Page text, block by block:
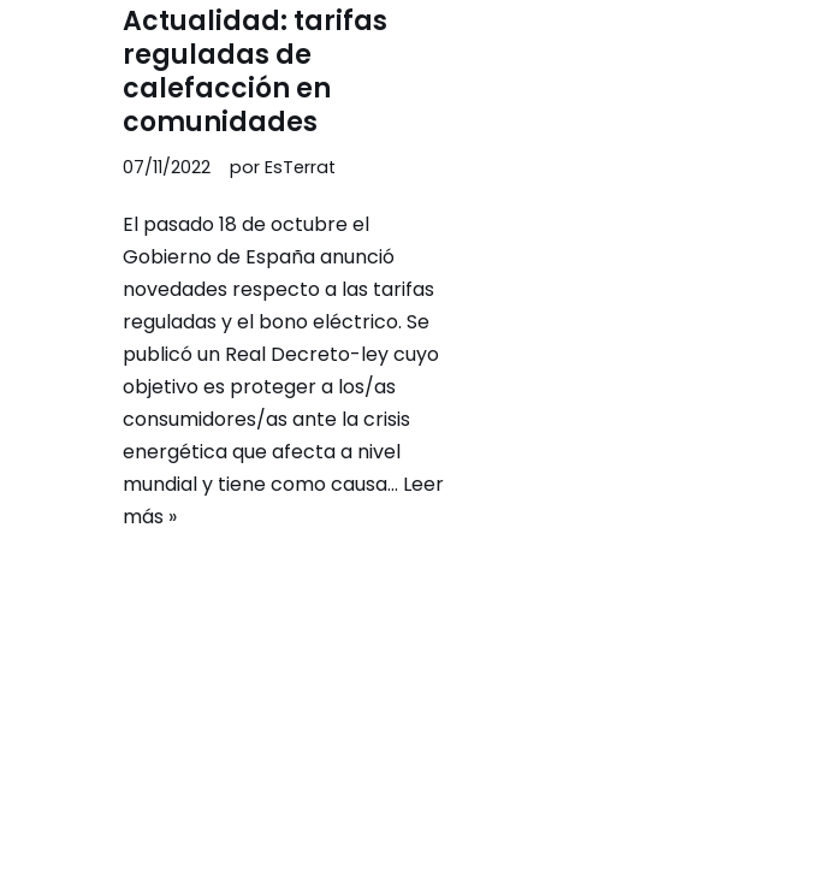
Actualidad: tarifas
reguladas de
calefacción en
comunidades
07/11/2022 por EsTerrat
El pasado 18 de octubre el
Gobierno de España anunció
novedades respecto a las tarifas
reguladas y el bono eléctrico. Se
publicó un Real Decreto-ley cuyo
objetivo es proteger a los/as
consumidores/as ante la crisis
energética que afecta a nivel
mundial y tiene como causa… Leer
más »